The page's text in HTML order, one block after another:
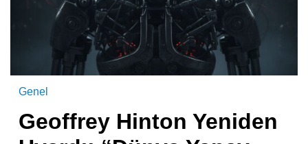
Genel
Geoffrey Hinton Yeniden